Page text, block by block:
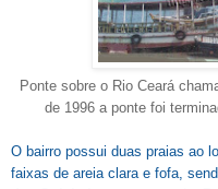
Ponte sobre o Rio Ceará
de 1996 a ponte foi
O bairro possui duas praias ao
faixas de areia clara e fofa,